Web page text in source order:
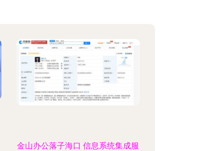
金山办公落子海口 信息系统集成服